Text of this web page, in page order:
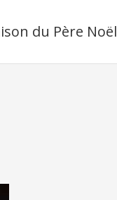
du Père Noël